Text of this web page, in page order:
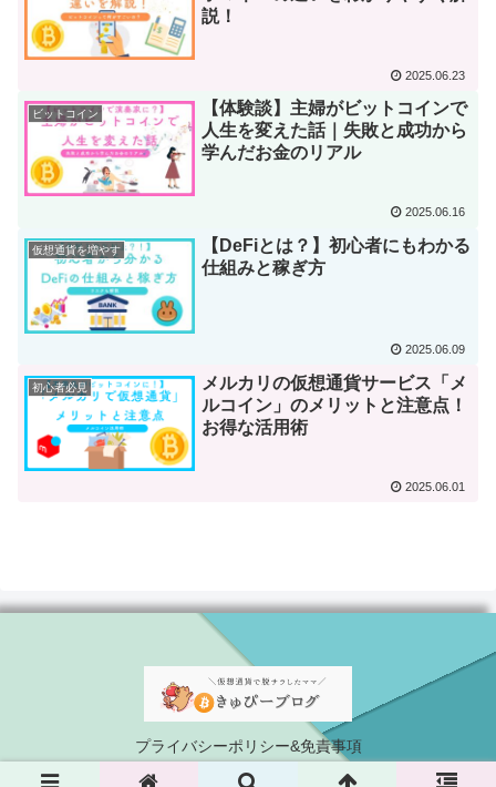
説！
2025.06.23
ビットコイン
【体験談】主婦がビットコインで
人生を変えた話｜失敗と成功から
学んだお金のリアル
2025.06.16
仮想通貨を増やす
【DeFiとは？】初心者にもわかる
仕組みと稼ぎ方
2025.06.09
初心者必見
メルカリの仮想通貨サービス「メ
ルコイン」のメリットと注意点！
お得な活用術
2025.06.01
プライバシーポリシー&免責事項